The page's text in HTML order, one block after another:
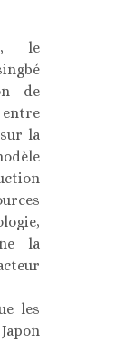
le
de
la
la
les